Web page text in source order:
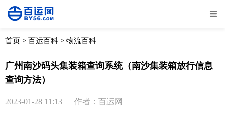
全部 物流资讯
首页 > 百运百科 > 物流百科
广州南沙码头集装箱查询系统（南沙集装箱放行信息
查询方法）
2023-01-28 11:13 作者：百运网